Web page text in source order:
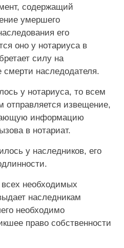
содержащий
умершего
его
оно у нотариуса в
силу на
наследодателя.
у нотариуса, то всем
отправляется извещение,
информацию
в нотариат.
у наследников, его
необходимых
наследникам
необходимо
право собственности